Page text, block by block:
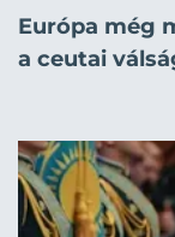
Európa még
a ceutai